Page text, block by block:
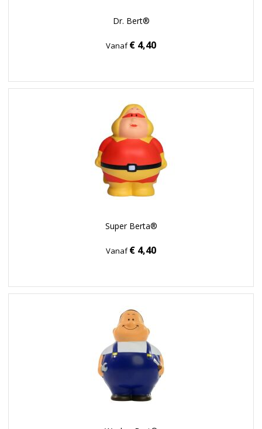
Dr. Bert®
Vanaf€ 4,40
Super Berta®
Vanaf€ 4,40